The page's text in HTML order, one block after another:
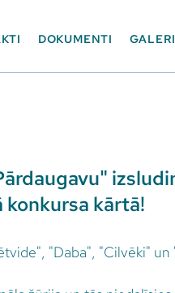
DOKUMENTI
kārtā!
"Daba", "Cilvēki"